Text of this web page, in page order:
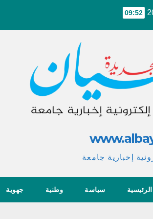
09:52
إخبارية جامعة
الرئيسية سياسة وطنية جهوية